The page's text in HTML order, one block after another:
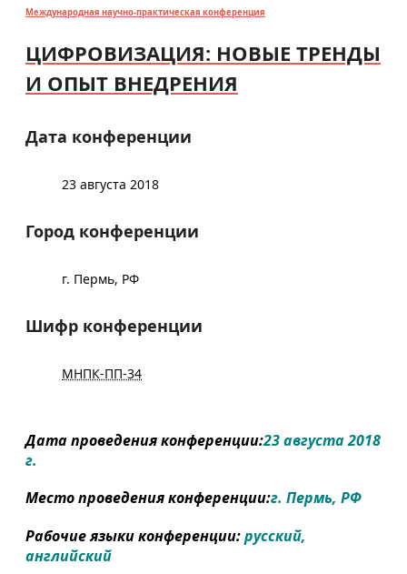
Международная научно-практическая конференция
ЦИФРОВИЗАЦИЯ: НОВЫЕ ТРЕНДЫ
И ОПЫТ ВНЕДРЕНИЯ
Дата конференции
23 августа 2018
Город конференции
г. Пермь, РФ
Шифр конференции
МНПК-ПП-34
Дата проведения конференции:23 августа 2018
г.
Место проведения конференции:г. Пермь, РФ
Рабочие языки конференции:русский,
английский